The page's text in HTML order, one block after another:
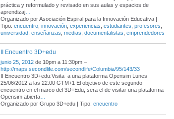
práctica y reformulado y revisado en sus aulas y espacios de
aprendizaj
Organizado por Asociación Espiral para la Innovación Educativa |
Tipo: encuentro innovación experiencias estudiantes profesores
universidad enseñanzas medias documentalistas emprendedores
II Encuentro 3D+edu
junio 25, 2012 de 10pm a 11:30pm –
http://maps.secondlife.com/secondlife/Columbia/95/143/33
II Encuentro 3D+edu:Visita a una plataforma Opensim Lunes
25/06/2012 a las 22:00 GTM+1 El objetivo de este segundo
encuentro en el marco del 3D+Edu, sera el de visitar una plataforma
Opensim abierta
Organizado por Grupo 3D+edu | Tipo: encuentro